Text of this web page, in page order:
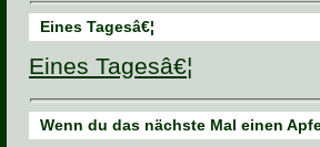
Eines Tagesâ€¦
Eines Tagesâ€¦
Wenn du das nächste Mal einen